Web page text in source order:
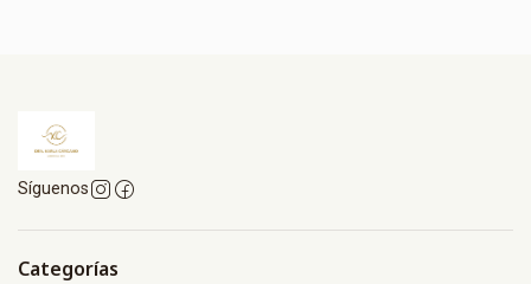
Síguenos
Categorías